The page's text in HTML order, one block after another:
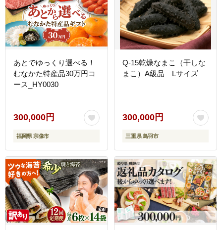
あとでゆっくり選べる！
むなかた特産品30万円コ
ース_HY0030
300,000円
福岡県 宗像市
Q-15乾燥なまこ（干しな
まこ）A級品 Lサイズ
300,000円
三重県 鳥羽市